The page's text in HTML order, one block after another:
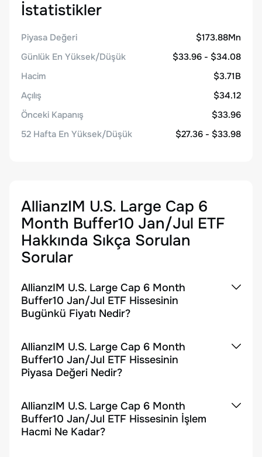
İstatistikler
Piyasa Değeri
$173.88Mn
Günlük En Yüksek/Düşük
$33.96 - $34.08
Hacim
$3.71B
Açılış
$34.12
Önceki Kapanış
$33.96
52 Hafta En Yüksek/Düşük
$27.36 - $33.98
AllianzIM U.S. Large Cap 6
Month Buffer10 Jan/Jul ETF
Hakkında Sıkça Sorulan
Sorular
AllianzIM U.S. Large Cap 6 Month
Buffer10 Jan/Jul ETF Hissesinin
Bugünkü Fiyatı Nedir?
AllianzIM U.S. Large Cap 6 Month
Buffer10 Jan/Jul ETF Hissesinin
Piyasa Değeri Nedir?
AllianzIM U.S. Large Cap 6 Month
Buffer10 Jan/Jul ETF Hissesinin İşlem
Hacmi Ne Kadar?